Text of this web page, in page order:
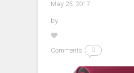
May 25, 2017
by
Comments 0